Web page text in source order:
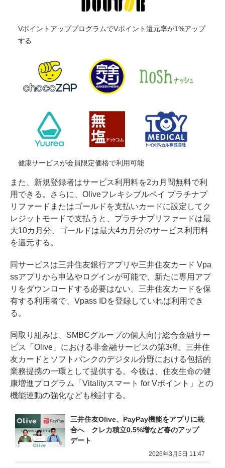
VポイントアッププログラムでVポイント還元率が1%アップ
する
健康サービスが会員限定価格で利用可能
また、新規登録者はサービス利用料を2カ月間無料で利
用できる。さらに、Oliveフレキシブルペイ プラチナプ
リファードまたはゴールドを支払いカードに設定してク
レジットモードで支払うと、プラチナプリファードは最
大10カ月分、ゴールドは最大4カ月分のサービス利用料
を還元する。
同サービスは三井住友銀行アプリや三井住友カード Vpa
ssアプリから申込やログインが可能で、新たに専用アプ
リをダウンロードする必要はない。三井住友カードを保
有する利用者で、Vpass IDを登録していれば利用でき
る。
同取り組みは、SMBCグループの個人向け総合金融サー
ビス「Olive」における非金融サービスの第3弾。三井住
友カードとソフトバンクのデジタル分野における包括的
業務提携の一環として提供する。今後は、住友生命の健
康増進プログラム「Vitalityスマート for Vポイント」との
機能連動の強化なども検討する。
三井住友Olive、PayPay機能をアプリに統
合へ　クレカ積立0.5%増など春のアップ
デート
2026年3月5日 11:47